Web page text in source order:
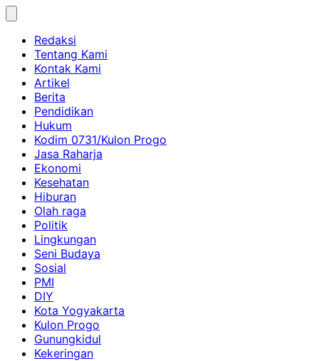
Skip
contentRedaksi
Tentang Kami
Kontak Kami
Artikel
Berita
Pendidikan
Hukum
Kodim 0731/Kulon Progo
Jasa Raharja
Ekonomi
Kesehatan
Hiburan
Olah raga
Politik
Lingkungan
Seni Budaya
Sosial
PMI
DIY
Kota Yogyakarta
Kulon Progo
Gunungkidul
Kekeringan